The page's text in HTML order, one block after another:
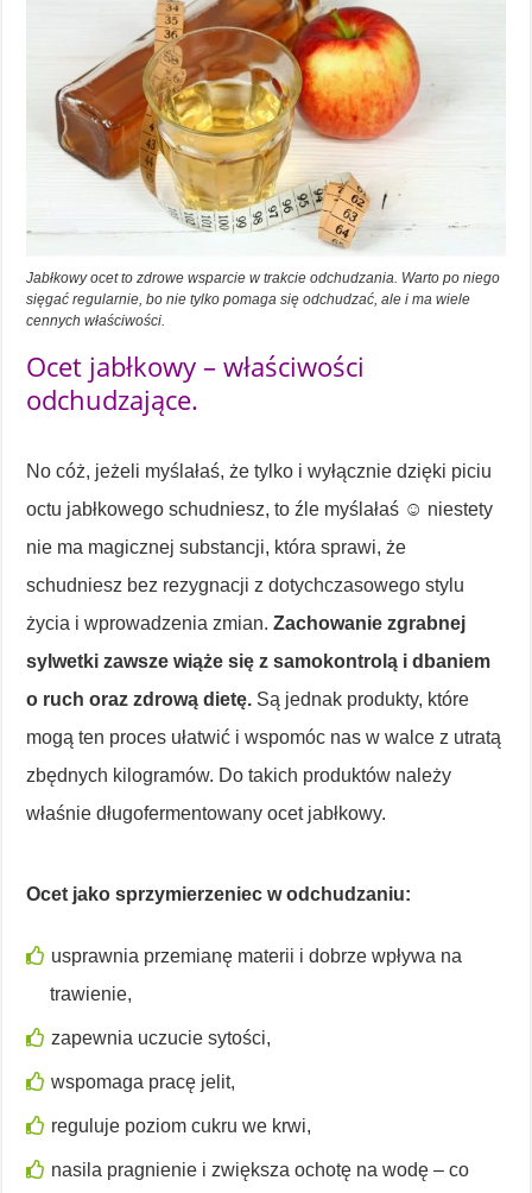
Jabłkowy ocet to zdrowe wsparcie w trakcie odchudzania. Warto po niego
sięgać regularnie, bo nie tylko pomaga się odchudzać, ale i ma wiele
cennych właściwości.
Ocet jabłkowy – właściwości
odchudzające.
No cóż, jeżeli myślałaś, że tylko i wyłącznie dzięki piciu
octu jabłkowego schudniesz, to źle myślałaś ☺ niestety
nie ma magicznej substancji, która sprawi, że
schudniesz bez rezygnacji z dotychczasowego stylu
życia i wprowadzenia zmian.Zachowanie zgrabnej
sylwetki zawsze wiąże się z samokontrolą i dbaniem
o ruch oraz zdrową dietę. Są jednak produkty, które
mogą ten proces ułatwić i wspomóc nas w walce z utratą
zbędnych kilogramów. Do takich produktów należy
właśnie długofermentowany ocet jabłkowy.
Ocet jako sprzymierzeniec w odchudzaniu:
usprawnia przemianę materii i dobrze wpływa na
trawienie,
zapewnia uczucie sytości,
wspomaga pracę jelit,
reguluje poziom cukru we krwi,
nasila pragnienie i zwiększa ochotę na wodę – co